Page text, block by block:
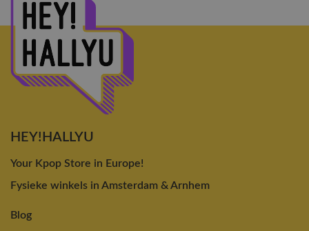
HEY!HALLYU
Your Kpop Store in Europe!
Fysieke winkels in Amsterdam & Arnhem
Blog